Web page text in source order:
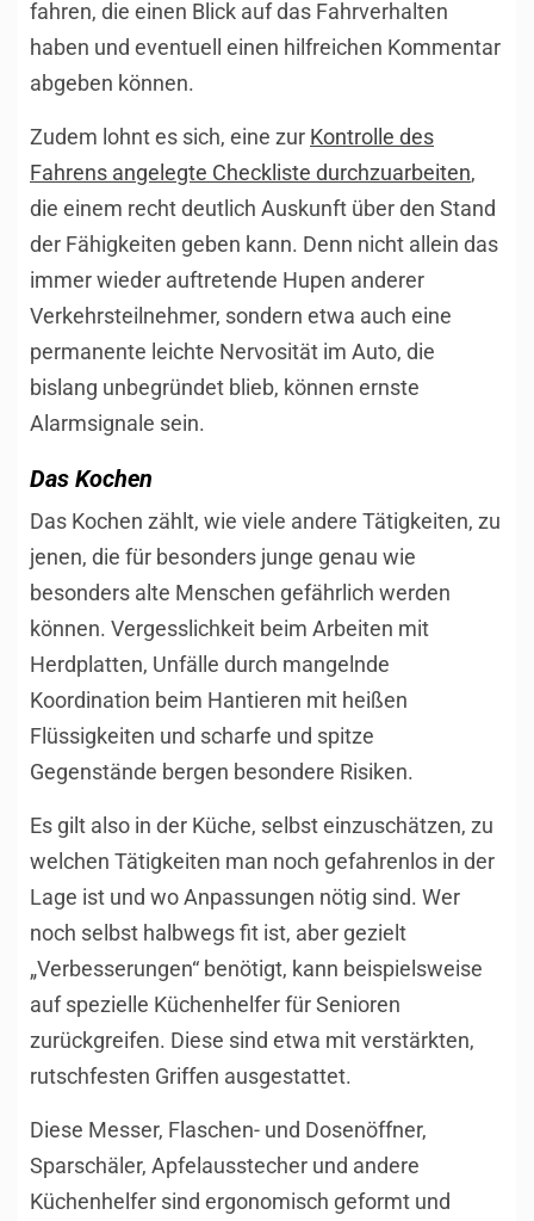
fahren, die einen Blick auf das Fahrverhalten
haben und eventuell einen hilfreichen Kommentar
abgeben können.
Zudem lohnt es sich, eine zur Kontrolle des
Fahrens angelegte Checkliste durchzuarbeiten,
die einem recht deutlich Auskunft über den Stand
der Fähigkeiten geben kann. Denn nicht allein das
immer wieder auftretende Hupen anderer
Verkehrsteilnehmer, sondern etwa auch eine
permanente leichte Nervosität im Auto, die
bislang unbegründet blieb, können ernste
Alarmsignale sein.
Das Kochen
Das Kochen zählt, wie viele andere Tätigkeiten, zu
jenen, die für besonders junge genau wie
besonders alte Menschen gefährlich werden
können. Vergesslichkeit beim Arbeiten mit
Herdplatten, Unfälle durch mangelnde
Koordination beim Hantieren mit heißen
Flüssigkeiten und scharfe und spitze
Gegenstände bergen besondere Risiken.
Es gilt also in der Küche, selbst einzuschätzen, zu
welchen Tätigkeiten man noch gefahrenlos in der
Lage ist und wo Anpassungen nötig sind. Wer
noch selbst halbwegs fit ist, aber gezielt
„Verbesserungen“ benötigt, kann beispielsweise
auf spezielle Küchenhelfer für Senioren
zurückgreifen. Diese sind etwa mit verstärkten,
rutschfesten Griffen ausgestattet.
Diese Messer, Flaschen- und Dosenöffner,
Sparschäler, Apfelausstecher und andere
Küchenhelfer sind ergonomisch geformt und